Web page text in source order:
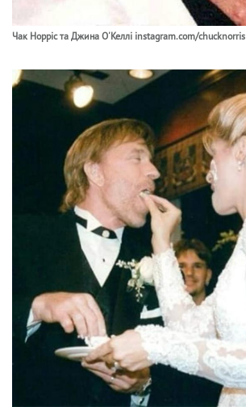
Чак Норріс та Джина О'Келлі instagram.com/chucknorris